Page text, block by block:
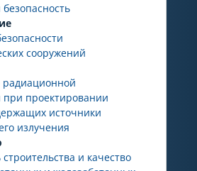
сооружений
при проектировании
источники
излучения
и качество